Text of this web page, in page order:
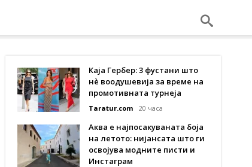
Каја Гербер: 3 фустани што
нè воодушевија за време на
промотивната турнеја
Taratur.com 20 часа
Аква е најпосакуваната боја
на летото: нијансата што ги
освојува модните писти и
Инстаграм